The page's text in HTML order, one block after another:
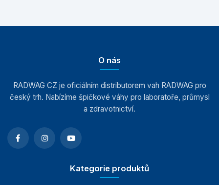
O nás
RADWAG CZ je oficiálním distributorem vah RADWAG pro
český trh. Nabízíme špičkové váhy pro laboratoře, průmysl
a zdravotnictví.
Kategorie produktů